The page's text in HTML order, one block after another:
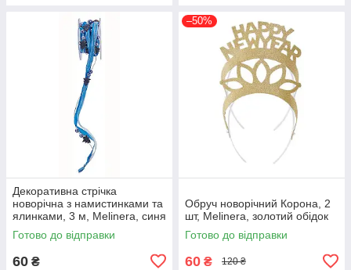
Декоративна стрічка
новорічна з намистинками та
ялинками, 3 м, Melinera, синя
Готово до відправки
60 ₴
–50%
Обруч новорічний Корона, 2
шт, Melinera, золотий обідок
Готово до відправки
60 ₴ 120 ₴